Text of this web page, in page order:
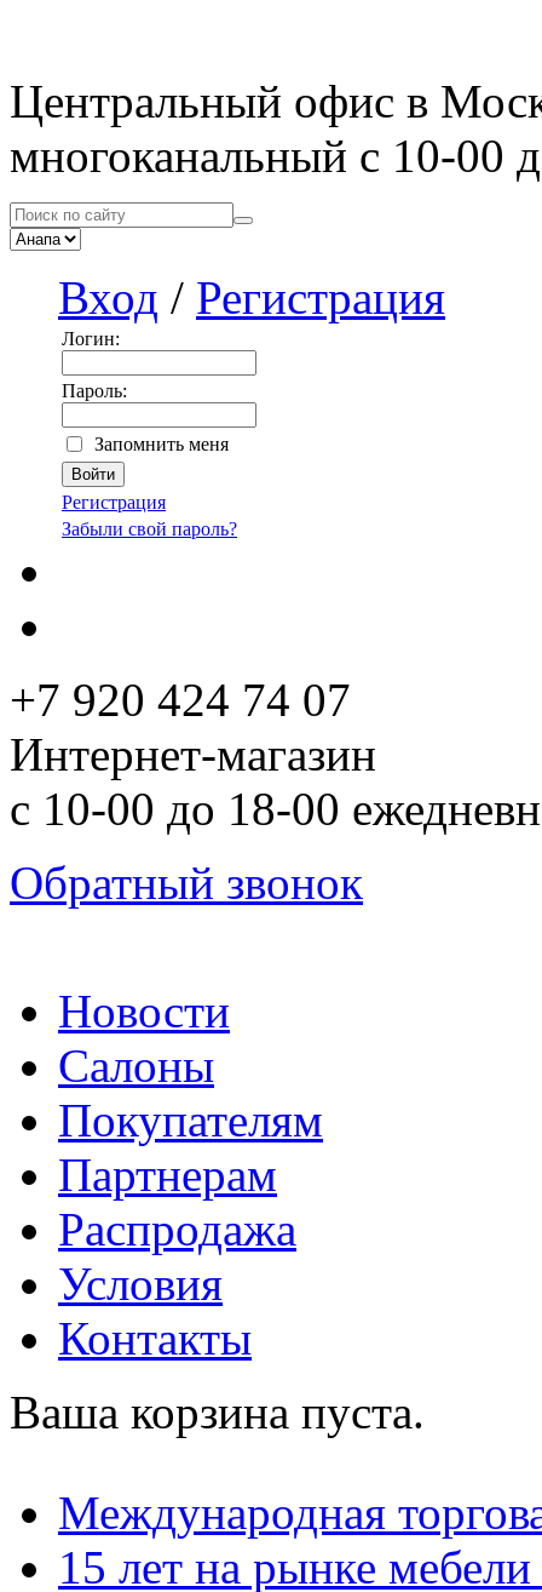
Центральный офис в
многоканальный с 10-00
Вход / Регистрация
Логин:
Пароль:
Запомнить меня
Регистрация
Забыли свой пароль?
+7 920 424 74 07
Интернет-магазин
с 10-00 до 18-00
Обратный звонок
Новости
Салоны
Покупателям
Партнерам
Распродажа
Условия
Контакты
Ваша корзина пуста.
Международная
15 лет на рынке